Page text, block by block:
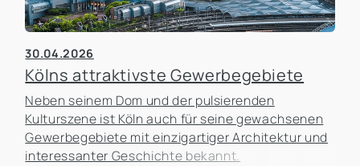
30.04.2026
Kölns attraktivste Gewerbegebiete
Neben seinem Dom und der pulsierenden
Kulturszene ist Köln auch für seine gewachsenen
Gewerbegebiete mit einzigartiger Architektur und
interessanter Geschichte bekannt.